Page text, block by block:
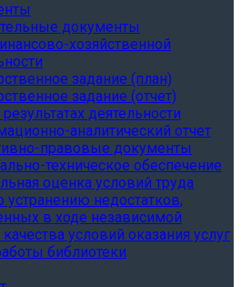
документы
хозяйственной
задание (план)
задание (отчет)
деятельности
аналитический отчет
правовые документы
техническое обеспечение
оценка условий труда
устранению недостатков,
в ходе независимой
условий оказания услуг
библиотеки